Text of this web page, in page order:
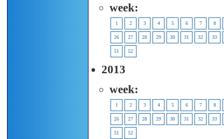
week:
1 2 3 4 5 6 7 8
26 27 28 29 30 31 32 33
51 52
2013
week:
1 2 3 4 5 6 7 8
26 27 28 29 30 31 32 33
51 52